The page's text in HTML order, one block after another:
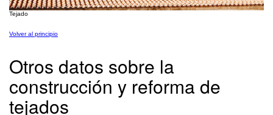
Tejado
Volver al principio
Otros datos sobre la
construcción y reforma de
tejados